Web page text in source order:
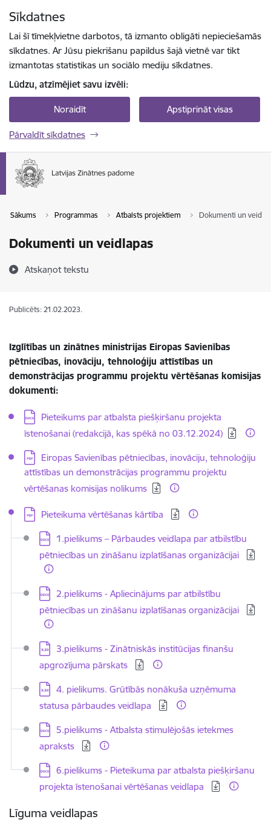
Sīkdatnes
Lai šī tīmekļvietne darbotos, tā izmanto obligāti nepieciešamās
sīkdatnes. Ar Jūsu piekrišanu papildus šajā vietnē var tikt
izmantotas statistikas un sociālo mediju sīkdatnes.
Lūdzu, atzīmējiet savu izvēli:
Noraidīt Apstiprināt visas
Pārvaldīt sīkdatnes
Sākums Programmas Atbalsts projektiem Dokumenti un
Dokumenti un veidlapas
Atskaņot tekstu
Publicēts: 21.02.2023.
Izglītības un zinātnes ministrijas Eiropas Savienības
pētniecības, inovāciju, tehnoloģiju attīstības un
demonstrācijas programmu projektu vērtēšanas komisijas
dokumenti:
Lejupielādēt:
Pieteikums par atbalsta piešķiršanu projekta
īstenošanai (redakcijā, kas spēkā no 03.12.2024)
Lejupielādēt:
Eiropas Savienības pētniecības, inovāciju, tehnoloģiju
attīstības un demonstrācijas programmu projektu
vērtēšanas komisijas nolikums
Lejupielādēt:
Pieteikuma vērtēšanas kārtība
Lejupielādēt:
1.pielikums – Pārbaudes veidlapa par atbilstību
pētniecības un zināšanu izplatīšanas organizācijai
Lejupielādēt:
2.pielikums - Apliecinājums par atbilstību
pētniecības un zināšanu izplatīšanas organizācijai
Lejupielādēt:
3.pielikums - Zinātniskās institūcijas finanšu
apgrozījuma pārskats
Lejupielādēt:
4. pielikums. Grūtībās nonākuša uzņēmuma
statusa pārbaudes veidlapa
Lejupielādēt:
5.pielikums - Atbalsta stimulējošās ietekmes
apraksts
Lejupielādēt:
6.pielikums - Pieteikuma par atbalsta piešķiršanu
projekta īstenošanai vērtēšanas veidlapa
Līguma veidlapas